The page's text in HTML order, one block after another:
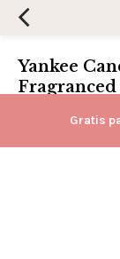
Gratis
Yankee